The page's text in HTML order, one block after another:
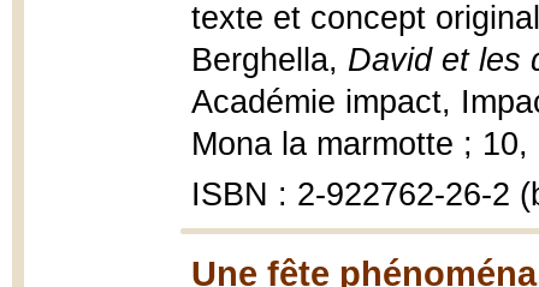
texte et concept
Berghella, David et les
Académie impact,
Mona la marmotte ;
ISBN : 2-922762-26-2
Une fête